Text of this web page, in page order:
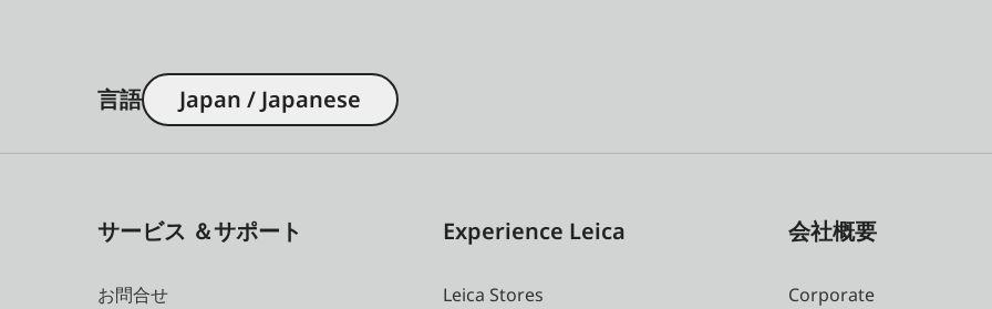
言語 Japan / Japanese
サービス ＆サポート
お問合せ
Experience Leica
Leica Stores
会社概要
Corporate